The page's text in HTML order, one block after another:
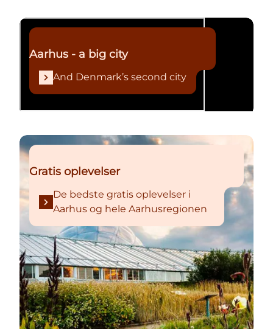
And Denmark’s second city
Aarhus - a big city
And Denmark’s second city
De bedste gratis oplevelser i Aarhus og hele
Gratis oplevelser
De bedste gratis oplevelser i
Aarhus og hele Aarhusregionen